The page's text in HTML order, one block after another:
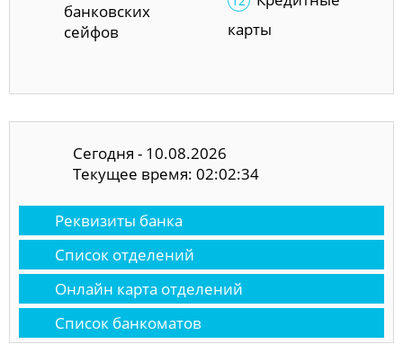
банковских
сейфов
карты
Сегодня - 10.08.2026
Текущее время: 02:02:34
Реквизиты банка
Список отделений
Онлайн карта отделений
Список банкоматов